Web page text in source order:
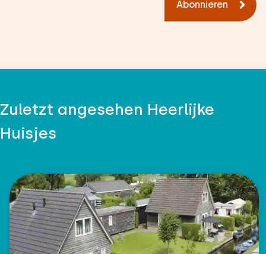
Abonnieren
Zuletzt angesehen Heerlijke
Huisjes